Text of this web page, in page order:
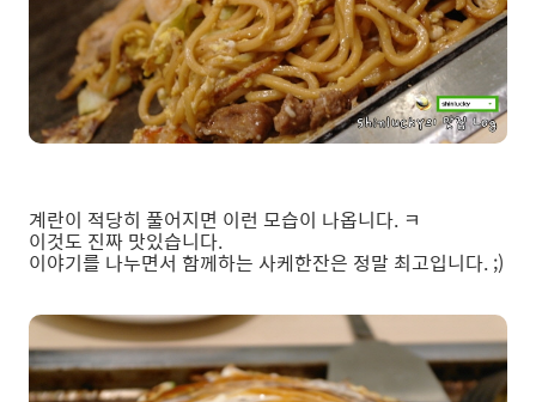
계란이 적당히 풀어지면 이런 모습이 나옵니다. ㅋ
이것도 진짜 맛있습니다.
이야기를 나누면서 함께하는 사케한잔은 정말 최고입니다. ;)